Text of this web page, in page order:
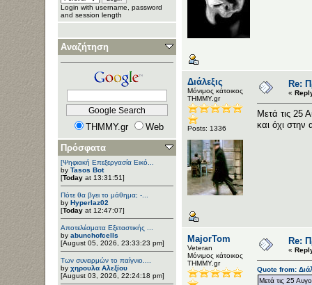
Login with username, password
and session length
Αναζήτηση
THMMY.gr
Web
Πρόσφατα
[Ψηφιακή Επεξεργασία Εικό...
by Tasos Bot
[Today at 13:31:51]
Πότε θα βγει το μάθημα; -...
by Hyperlaz02
[Today at 12:47:07]
Αποτελέσματα Εξεταστικής ...
by abunchofcells
[August 05, 2026, 23:33:23 pm]
Των συνειρμών το παίγνιο....
by χηρουλα Αλεξίου
[August 03, 2026, 22:24:18 pm]
Διάλεξις
Μόνιμος κάτοικος
ΤΗΜΜΥ.gr
Posts: 1336
Re:
«
Μετά τις 25
και όχι στην
MajorTom
Veteran
Μόνιμος κάτοικος
ΤΗΜΜΥ.gr
Re:
«
Quote from:
Μετά τις 25